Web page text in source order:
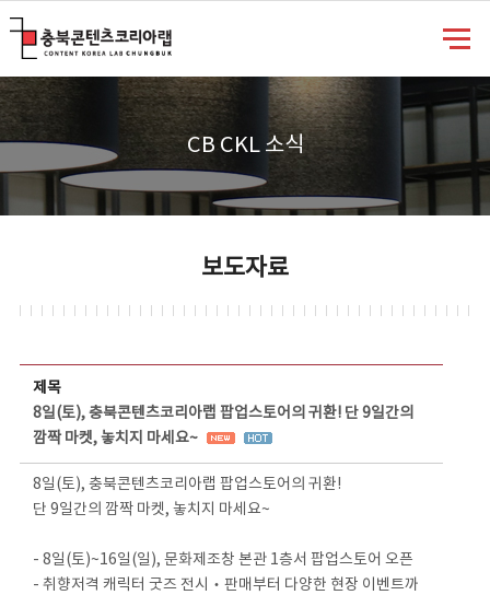
CB CKL 소식
보도자료
제목
8일(토), 충북콘텐츠코리아랩 팝업스토어의 귀환! 단 9일간의
깜짝 마켓, 놓치지 마세요~
8일(토), 충북콘텐츠코리아랩 팝업스토어의 귀환!
단 9일간의 깜짝 마켓, 놓치지 마세요~
- 8일(토)~16일(일), 문화제조창 본관 1층서 팝업스토어 오픈
- 취향저격 캐릭터 굿즈 전시‧판매부터 다양한 현장 이벤트까